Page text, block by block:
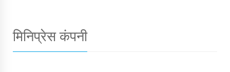
मिनिप्रेस कंपनी